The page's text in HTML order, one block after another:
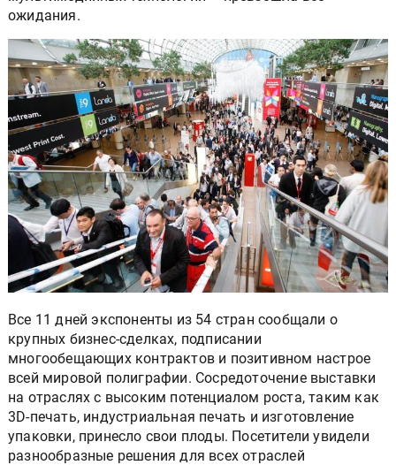
ожидания.
Все 11 дней экспоненты из 54 стран сообщали о
крупных бизнес-сделках, подписании
многообещающих контрактов и позитивном настрое
всей мировой полиграфии. Сосредоточение выставки
на отраслях с высоким потенциалом роста, таким как
3D-печать, индустриальная печать и изготовление
упаковки, принесло свои плоды. Посетители увидели
разнообразные решения для всех отраслей